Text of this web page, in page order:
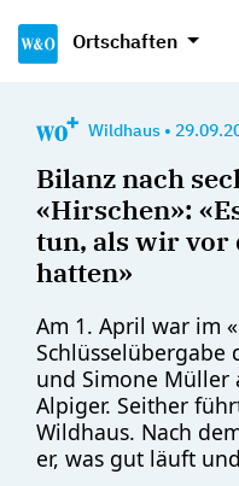
Ortschaften
Wildhaus •
Bilanz nach
«Hirschen»:
tun, als wir vor
hatten»
Am 1. April war im
Schlüsselübergabe
und Simone Müller
Alpiger. Seither
Wildhaus. Nach
er, was gut läuft